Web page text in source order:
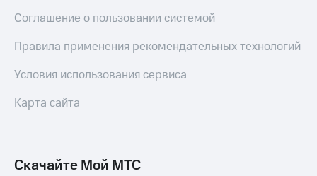
Соглашение о пользовании системой
Правила применения рекомендательных технологий
Условия использования сервиса
Карта сайта
Скачайте Мой МТС